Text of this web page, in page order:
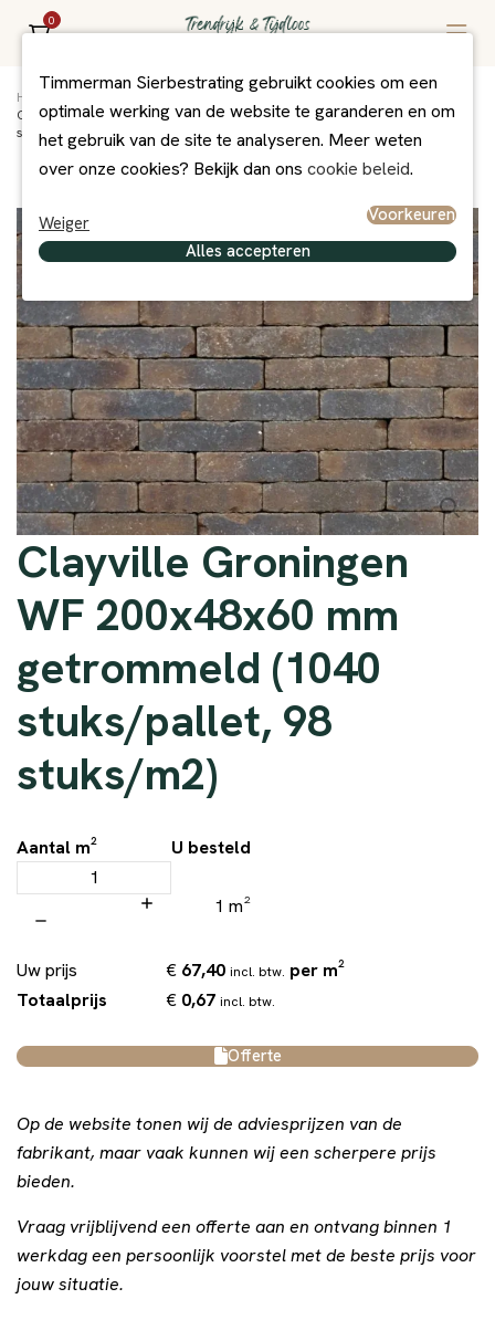
0
Home Gebakken Bestrating Getrommeld
Clayville Groningen WF 200x48x60 mm getrommeld (1040 stuks/pallet, 98
stuks/m2)
Clayville Groningen
WF 200x48x60 mm
getrommeld (1040
stuks/pallet, 98
stuks/m2)
Aantal m² U besteld
1 m²
Uw prijs € 67,40 incl. btw. per m²
Totaalprijs
€ 0,67 incl. btw.
Offerte
Op de website tonen wij de adviesprijzen van de
fabrikant, maar vaak kunnen wij een scherpere prijs
bieden.
Vraag vrijblijvend een offerte aan en ontvang binnen 1
werkdag een persoonlijk voorstel met de beste prijs voor
jouw situatie.
Timmerman Sierbestrating gebruikt cookies om een
optimale werking van de website te garanderen en om
het gebruik van de site te analyseren. Meer weten
over onze cookies? Bekijk dan ons cookie beleid.
Weiger
Voorkeuren
Alles accepteren